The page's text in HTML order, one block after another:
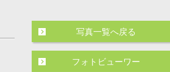
写真一覧へ戻る
フォトビューワー